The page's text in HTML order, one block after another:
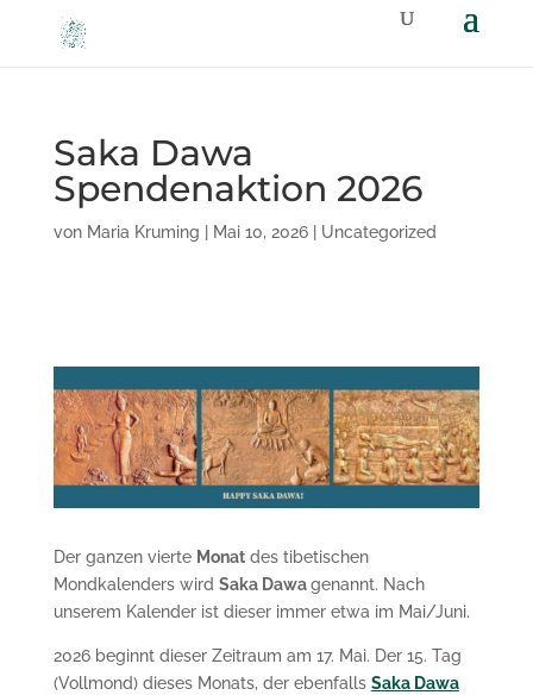
Saka Dawa
Spendenaktion 2026
von Maria Kruming Mai 10, 2026| Uncategorized
Der ganzen vierte Monatdes tibetischen
Mondkalenders wird Saka Dawagenannt. Nach
unserem Kalender ist dieser immer etwa im Mai/Juni.
2026 beginnt dieser Zeitraum am 17. Mai. Der 15. Tag
(Vollmond) dieses Monats, der ebenfalls Saka Dawa